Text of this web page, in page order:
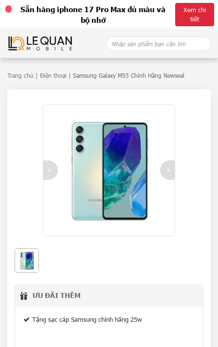
Sẵn hàng iphone 17 Pro Max đủ màu và
bộ nhớ
Xem chi
tiết
content
Search
for:
Trang chủ Điện thoại | Samsung Galaxy M55 Chính Hãng Newseal
ƯU ĐÃI THÊM
Tặng sạc cáp Samsung chính hãng 25w